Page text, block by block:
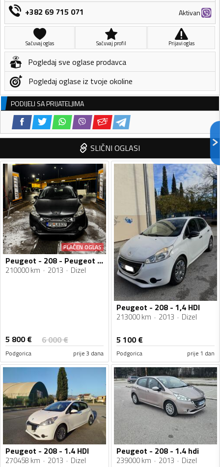
+382 69 715 071 Aktivan
Sačuvaj oglas Sačuvaj profil Prijavi oglas
Pogledaj sve oglase prodavca
Pogledaj oglase iz tvoje okoline
PODIJELI SA PRIJATELJIMA
SLIČNI OGLASI
PLAĆEN OGLAS
Peugeot - 208 - Peugeot - 208 - 1.4 E-HDI
210000 km 2013 Dizel
5 800€ 6 000€
Podgorica prije 3 dana
Peugeot - 208 - 1,4 HDI
213000 km 2013 Dizel
5 100€
Podgorica prije 1 dan
Peugeot - 208 - 1.4 HDI
270458 km 2013 Dizel
Peugeot - 208 - 1.4 hdi
239000 km 2013 Dizel